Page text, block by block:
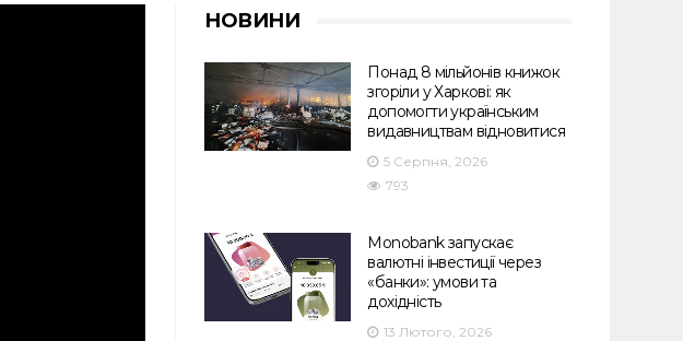
НОВИНИ
Понад 8 мільйонів книжок
згоріли у Харкові: як
допомогти українським
видавництвам відновитися
5 Серпня, 2026
793
Monobank запускає
валютні інвестиції через
«банки»: умови та
дохідність
13 Лютого, 2026